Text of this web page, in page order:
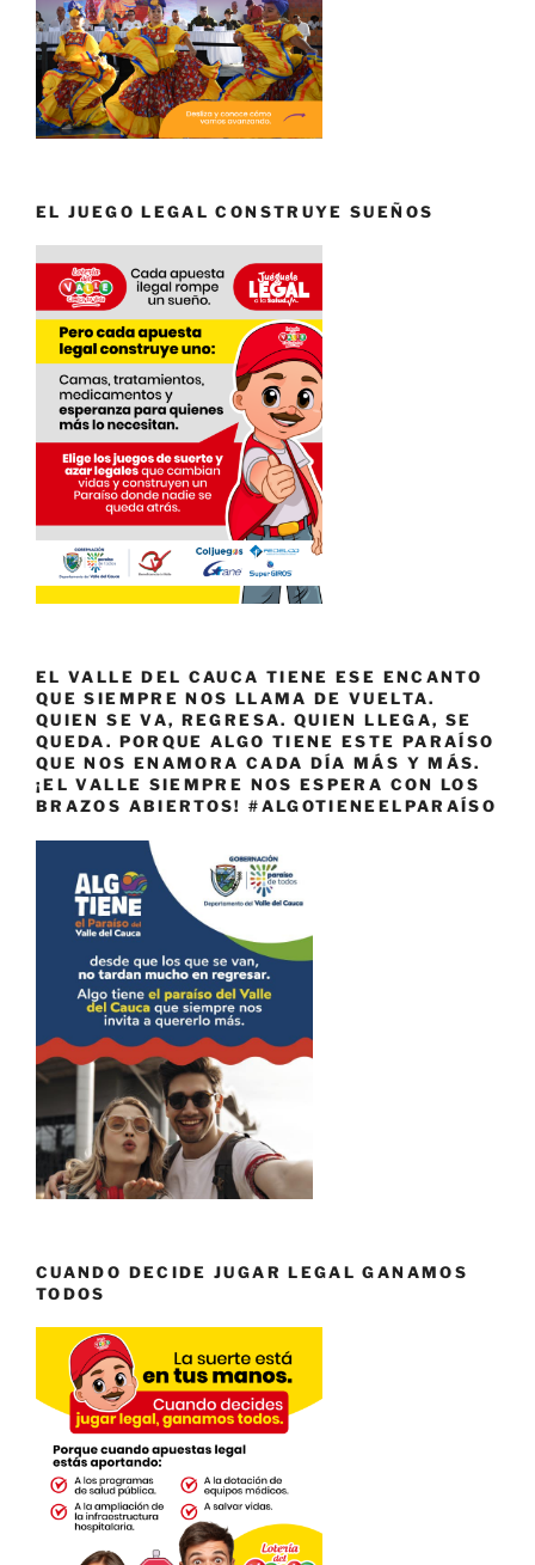
EL JUEGO LEGAL CONSTRUYE SUEÑOS
EL VALLE DEL CAUCA TIENE ESE ENCANTO
QUE SIEMPRE NOS LLAMA DE VUELTA.
QUIEN SE VA, REGRESA. QUIEN LLEGA, SE
QUEDA. PORQUE ALGO TIENE ESTE PARAÍSO
QUE NOS ENAMORA CADA DÍA MÁS Y MÁS.
¡EL VALLE SIEMPRE NOS ESPERA CON LOS
BRAZOS ABIERTOS! #ALGOTIENEELPARAÍSO
CUANDO DECIDE JUGAR LEGAL GANAMOS
TODOS